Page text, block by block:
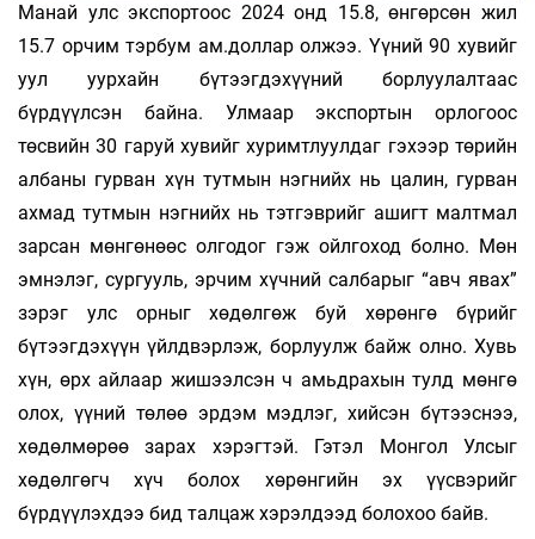
Манай улс экспортоос 2024 онд 15.8, өнгөрсөн жил
15.7 орчим тэрбум ам.доллар олжээ. Үүний 90 хувийг
уул уурхайн бүтээг­дэхүүний борлуулалтаас
бүрдүүлсэн байна. Улмаар экспортын орлогоос
төсвийн 30 гаруй хувийг хуримтлуулдаг гэхээр төрийн
албаны гурван хүн тутмын нэгнийх нь цалин, гурван
ахмад тутмын нэгнийх нь тэтгэврийг ашигт малтмал
зарсан мөнгөнөөс олгодог гэж ойлгоход болно. Мөн
эмнэлэг, сургууль, эрчим хүчний салбарыг “авч явах”
зэрэг улс орныг хөдөлгөж буй хөрөнгө бүрийг
бүтээгдэхүүн үйлдвэрлэж, борлуулж байж олно. Хувь
хүн, өрх айлаар жишээлсэн ч амьдрахын тулд мөнгө
олох, үүний төлөө эрдэм мэдлэг, хийсэн бүтээснээ,
хөдөлмөрөө зарах хэрэгтэй. Гэтэл Монгол Улсыг
хөдөлгөгч хүч болох хөрөнгийн эх үүсвэрийг
бүрдүүлэхдээ бид талцаж хэрэлдээд болохоо байв.